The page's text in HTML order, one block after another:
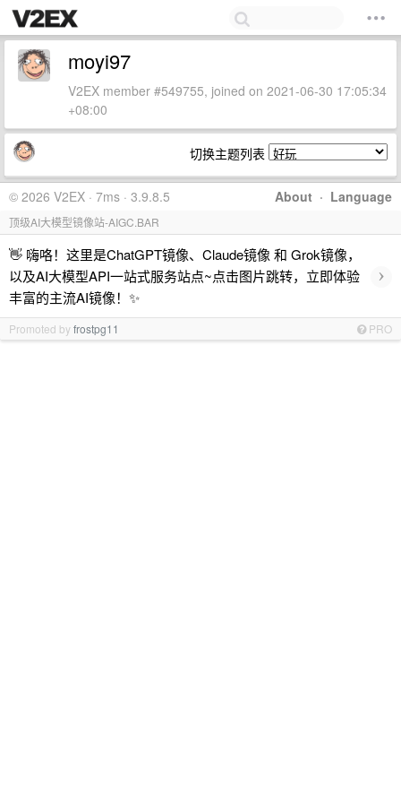
moyi97
V2EX member #549755, joined on 2021-06-30 17:05:34
+08:00
切换主题列表
About · Language
© 2026 V2EX · 7ms · 3.9.8.5
顶级AI大模型镜像站-AIGC.BAR
👋 嗨咯！这里是ChatGPT镜像、Claude镜像 和 Grok镜像，
以及AI大模型API一站式服务站点~点击图片跳转，立即体验
丰富的主流AI镜像！✨
›
Promoted byfrostpg11 PRO